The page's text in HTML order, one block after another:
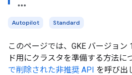
Autopilot Standard
このページでは、GKE バージョン
ド用にクラスタを準備する方法に
で削除された非推奨 API を呼び出